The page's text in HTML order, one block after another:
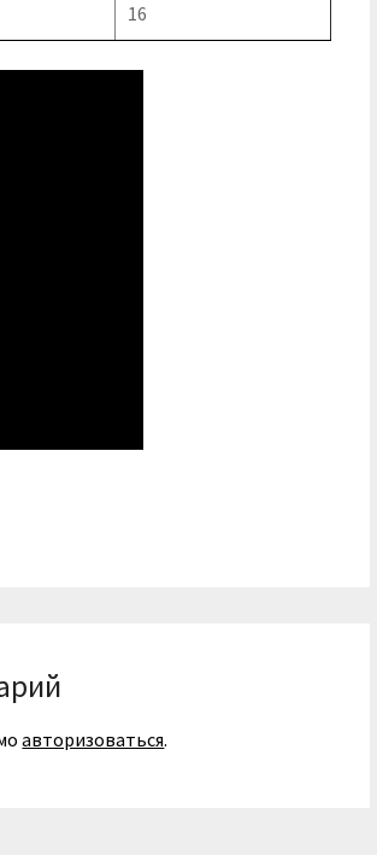
16
авторизоваться.